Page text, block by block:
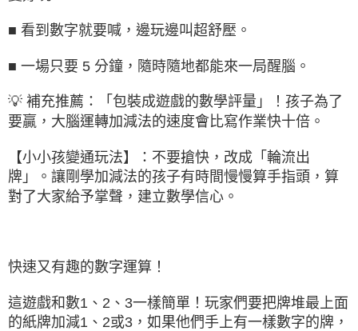
■ 看到數字就要喊，邊玩邊叫超舒壓。
■ 一場只要 5 分鐘，隨時隨地都能來一局醒腦。
💡 補充推薦：「包裝成遊戲的數學評量」！孩子為了
要贏，大腦運轉加減法的速度會比寫作業快十倍。
【小小孩變通玩法】：不要搶快，改成「輪流出
牌」。讓剛學加減法的孩子有時間慢慢算手指頭，算
對了大家給予掌聲，建立數學信心。
快速又有趣的數字運算！
這遊戲和數1、2、3一樣簡單！玩家們要把牌堆最上面
的紙牌加減1、2或3，如果他們手上有一樣數字的牌，